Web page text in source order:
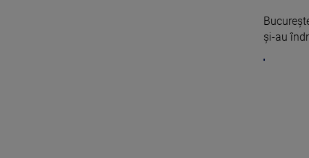
și-au